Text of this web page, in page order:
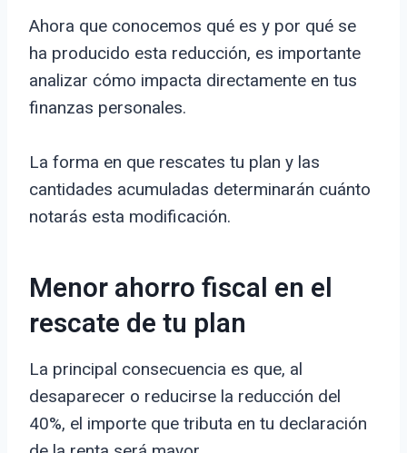
Ahora que conocemos qué es y por qué se
ha producido esta reducción, es importante
analizar cómo impacta directamente en tus
finanzas personales.
La forma en que rescates tu plan y las
cantidades acumuladas determinarán cuánto
notarás esta modificación.
Menor ahorro fiscal en el
rescate de tu plan
La principal consecuencia es que, al
desaparecer o reducirse la reducción del
40%, el importe que tributa en tu declaración